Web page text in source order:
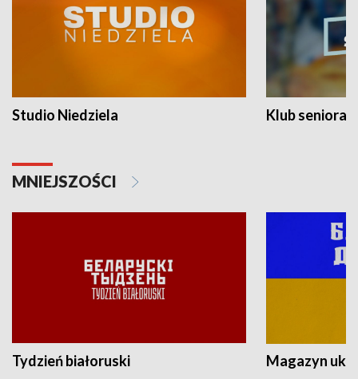
Studio Niedziela Klub seniora
MNIEJSZOŚCI
Tydzień białoruski Magazyn